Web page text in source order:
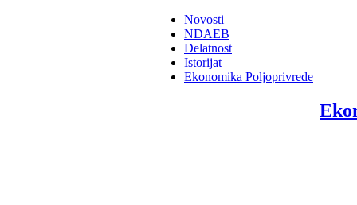
Novosti
NDAEB
Delatnost
Istorijat
Ekonomika Poljoprivrede